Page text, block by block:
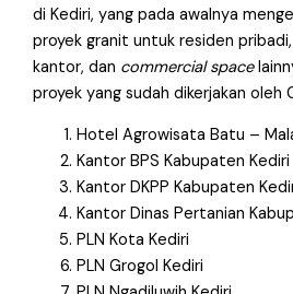
di Kediri, yang pada awalnya
proyek granit untuk residen
kantor, dan commercial space
proyek yang sudah dikerjakan oleh
Hotel Agrowisata Batu –
Kantor BPS Kabupaten Kediri
Kantor DKPP Kabupaten
Kantor Dinas Pertanian
PLN Kota Kediri
PLN Grogol Kediri